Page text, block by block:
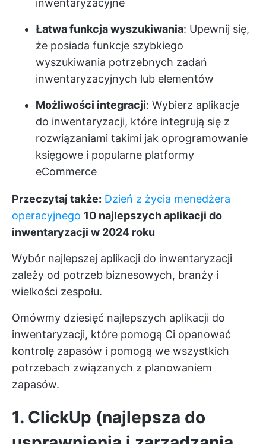
inwentaryzacyjne
Łatwa funkcja wyszukiwania: Upewnij się,
że posiada funkcje szybkiego
wyszukiwania potrzebnych zadań
inwentaryzacyjnych lub elementów
Możliwości integracji: Wybierz aplikacje
do inwentaryzacji, które integrują się z
rozwiązaniami takimi jak oprogramowanie
księgowe i popularne platformy
eCommerce
Przeczytaj także: Dzień z życia menedżera
operacyjnego 10 najlepszych aplikacji do
inwentaryzacji w 2024 roku
Wybór najlepszej aplikacji do inwentaryzacji
zależy od potrzeb biznesowych, branży i
wielkości zespołu.
Omówmy dziesięć najlepszych aplikacji do
inwentaryzacji, które pomogą Ci opanować
kontrolę zapasów i pomogą we wszystkich
potrzebach związanych z planowaniem
zapasów.
1. ClickUp (najlepsza do